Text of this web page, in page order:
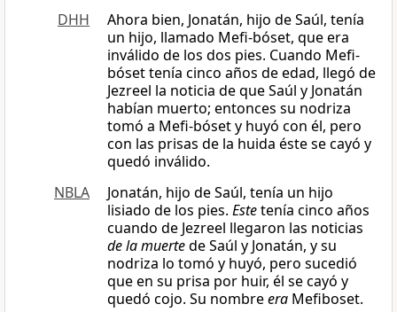
DHH
Ahora bien, Jonatán, hijo de Saúl, tenía
un hijo, llamado Mefi-bóset, que era
inválido de los dos pies. Cuando Mefi-
bóset tenía cinco años de edad, llegó de
Jezreel la noticia de que Saúl y Jonatán
habían muerto; entonces su nodriza
tomó a Mefi-bóset y huyó con él, pero
con las prisas de la huida éste se cayó y
quedó inválido.
NBLA
Jonatán, hijo de Saúl, tenía un hijo
lisiado de los pies. Estetenía cinco años
cuando de Jezreel llegaron las noticias
de la muertede Saúl y Jonatán, y su
nodriza lo tomó y huyó, pero sucedió
que en su prisa por huir, él se cayó y
quedó cojo. Su nombreera Mefiboset.